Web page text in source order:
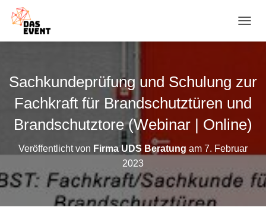
A
A
I
O
N
M
Sachkundeprüfung und Schulung zur
Fachkraft für Brandschutztüren und
Brandschutztore (Webinar | Online)
Veröffentlicht von Firma UDS Beratung am 7. Februar
2023